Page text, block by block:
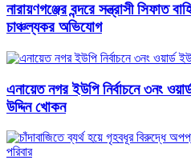
নারায়ণগঞ্জের বন্দরে সন্ত্রাসী সিফাত
চাঞ্চল্যকর অভিযোগ
এনায়েত নগর ইউপি নির্বাচনে ৩নং
উদ্দিন খোকন